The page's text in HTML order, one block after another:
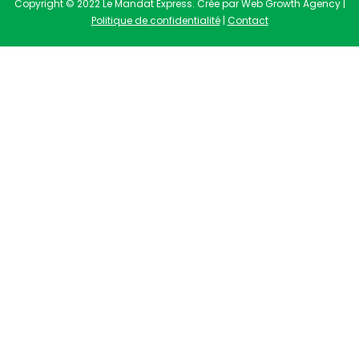
Copyright © 2022 Le Mandat Express. Crée par Web Growth Agency |
Politique de confidentialité| Contact